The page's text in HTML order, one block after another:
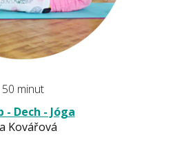
50 minut
- Dech - Jóga
Kovářová